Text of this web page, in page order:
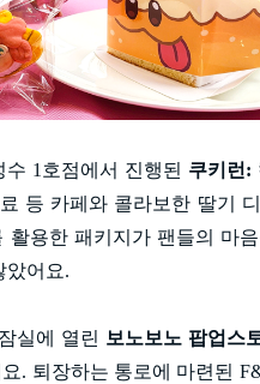
1호점에서 진행된 쿠키런:
등 카페와 콜라보한 딸기
활용한 패키지가 팬들의 마
았어요.
실에 열린 보노보노 팝업스
. 퇴장하는 통로에 마련된